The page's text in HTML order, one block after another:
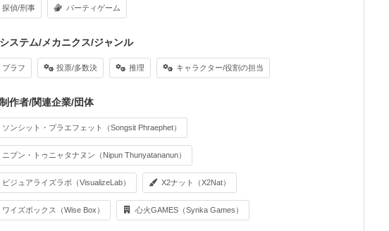
探偵/刑事 パーティゲーム
システム/メカニクス/ジャンル
ブラフ 投票/多数決 推理 キャラクター/役割の担当
制作者/関連企業/団体
ソンシット・プラエフェット（Songsit Phraephet）
ニプン・トゥニャタナヌン（Nipun Thunyatananun）
ビジュアライズラボ（VisualizeLab） X2ナット（X2Nat）
ワイズボックス（Wise Box） 心火GAMES（Synka Games）